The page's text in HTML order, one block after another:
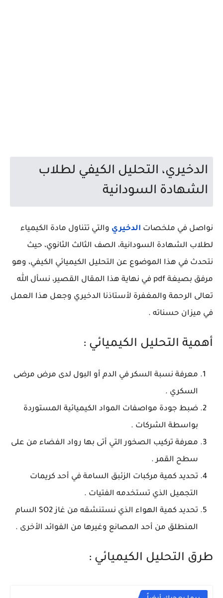
الدخيري، التحليل الكيفي لطلاب
الشهادة السودانية
نواصل في ملخصات الدخيري والتي تتناول مادة الكيمياء
لطلاب الشهادة السودانية، الصف الثالث الثانوي، حيث
نتحدث في هذا الموضوع عن التحليل الكيميائي الكيفي، وهو
مرفق بصيغة pdf في نهاية هذا المقال القصير، نسأل الله
تعالى الرحمة والمغفرة لأستاذنا الدخيري وجعل هذا العمل
في ميزان حسناته .
أهمية التحليل الكيميائي :
معرفة نسبة السكر في الدم أو البول لدى مرض مرضى
السكري .
ضبط جودة مواصفات المواد الكيميائية المستوردة
بواسطة الشركات .
معرفة تركيب الصخور التي أتى بها رواد الفضاء من على
سطح القمر .
تحديد كمية مركبات الزئبق السامة في أحد كريمات
التجميل الذي تستخدمه الفتيات .
تحديد كمية الهواء الذي نستنشقه من غاز SO2 السام
المنطلق من أحد المصانع وغيرها من الفوائد الأخرى .
طرق التحليل الكيميائي :